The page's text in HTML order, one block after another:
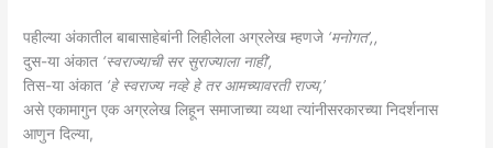
पहील्या अंकातील बाबासाहेबांनी लिहीलेला अग्रलेख म्हणजे ‘मनोगत’,,
दुस-या अंकात ‘स्वराज्याची सर सुराज्याला नाही’,
तिस-या अंकात ‘हे स्वराज्य नव्हे हे तर आमच्यावरती राज्य,’
असे एकामागुन एक अग्रलेख लिहून समाजाच्या व्यथा त्यांनीसरकारच्या निदर्शनास
आणुन दिल्या,